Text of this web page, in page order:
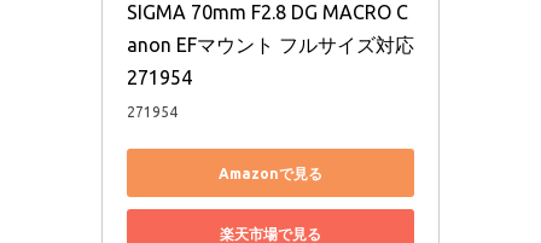
SIGMA 70mm F2.8 DG MACRO C
anon EFマウント フルサイズ対応
271954
271954
Amazonで見る
楽天市場で見る